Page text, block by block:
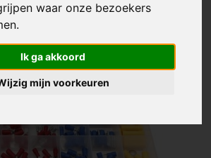
waar onze bezoekers
Ik ga akkoord
mijn voorkeuren